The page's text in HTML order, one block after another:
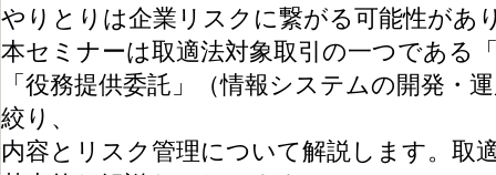
やりとりは企業リスクに繋がる可能性があ
本セミナーは取適法対象取引の一つである
「役務提供委託」（情報システムの開発・
絞り、
内容とリスク管理について解説します。取